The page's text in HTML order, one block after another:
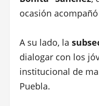
ocasión
A su lado, la
dialogar con los
institucional de
Puebla.